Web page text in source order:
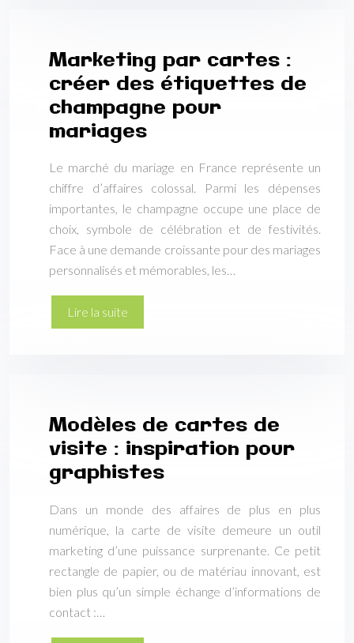
Marketing par cartes :
créer des étiquettes de
champagne pour
mariages
Le marché du mariage en France représente un
chiffre d’affaires colossal. Parmi les dépenses
importantes, le champagne occupe une place de
choix, symbole de célébration et de festivités.
Face à une demande croissante pour des mariages
personnalisés et mémorables, les…
Lire la suite
Modèles de cartes de
visite : inspiration pour
graphistes
Dans un monde des affaires de plus en plus
numérique, la carte de visite demeure un outil
marketing d’une puissance surprenante. Ce petit
rectangle de papier, ou de matériau innovant, est
bien plus qu’un simple échange d’informations de
contact :…